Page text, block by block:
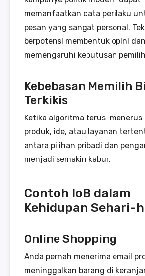
memanfaatkan data perilaku
pesan yang sangat personal.
berpotensi membentuk opini dan
memengaruhi keputusan
Kebebasan Memilih
Terkikis
Ketika algoritma terus-menerus
produk, ide, atau layanan
antara pilihan pribadi dan
menjadi semakin kabur.
Contoh IoB dalam
Kehidupan Sehari-
Online Shopping
Anda pernah menerima email
meninggalkan barang di